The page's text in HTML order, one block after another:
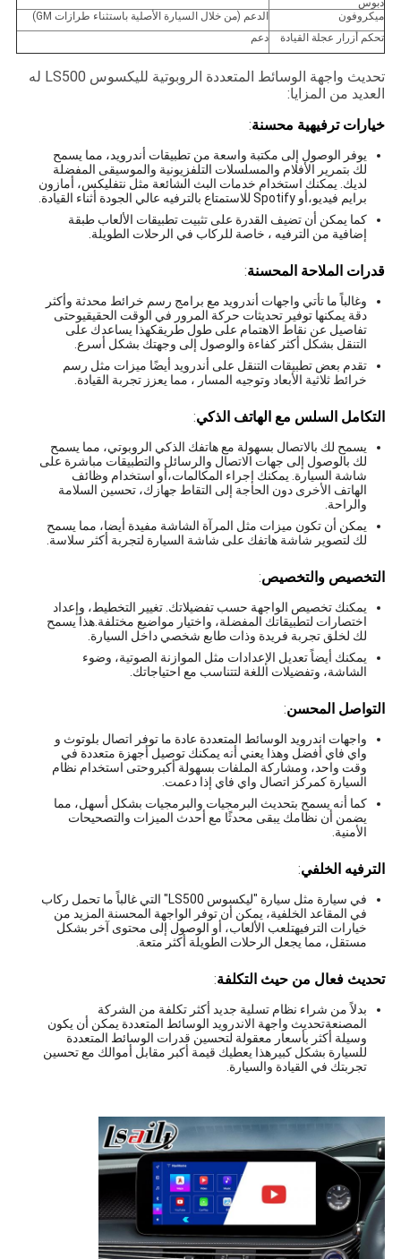
دبوس
ميكروفون
الدعم (من خلال السيارة الأصلية باستثناء طرازات GM)
تحكم أزرار عجلة القيادة
دعم
تحديث واجهة الوسائط المتعددة الروبوتية لليكسوس LS500 له
العديد من المزايا:
خيارات ترفيهية محسنة:
يوفر الوصول إلى مكتبة واسعة من تطبيقات أندرويد، مما يسمح
لك بتمرير الأفلام والمسلسلات التلفزيونية والموسيقى المفضلة
لديك. يمكنك استخدام خدمات البث الشائعة مثل نتفليكس، أمازون
برايم فيديو،أو Spotify للاستمتاع بالترفيه عالي الجودة أثناء القيادة.
كما يمكن أن تضيف القدرة على تثبيت تطبيقات الألعاب طبقة
إضافية من الترفيه ، خاصة للركاب في الرحلات الطويلة.
قدرات الملاحة المحسنة:
وغالباً ما تأتي واجهات أندرويد مع برامج رسم خرائط محدثة وأكثر
دقة يمكنها توفير تحديثات حركة المرور في الوقت الحقيقيوحتى
تفاصيل عن نقاط الاهتمام على طول طريقكهذا يساعدك على
التنقل بشكل أكثر كفاءة والوصول إلى وجهتك بشكل أسرع.
تقدم بعض تطبيقات التنقل على أندرويد أيضًا ميزات مثل رسم
خرائط ثلاثية الأبعاد وتوجيه المسار ، مما يعزز تجربة القيادة.
التكامل السلس مع الهاتف الذكي:
يسمح لك بالاتصال بسهولة مع هاتفك الذكي الروبوتي، مما يسمح
لك بالوصول إلى جهات الاتصال والرسائل والتطبيقات مباشرة على
شاشة السيارة. يمكنك إجراء المكالمات،أو استخدام وظائف
الهاتف الأخرى دون الحاجة إلى التقاط جهازك، تحسين السلامة
والراحة.
يمكن أن تكون ميزات مثل المرآة الشاشة مفيدة أيضا، مما يسمح
لك لتصوير شاشة هاتفك على شاشة السيارة لتجربة أكثر سلاسة.
التخصيص والتخصيص:
يمكنك تخصيص الواجهة حسب تفضيلاتك. تغيير التخطيط، وإعداد
اختصارات لتطبيقاتك المفضلة، واختيار مواضيع مختلفة.هذا يسمح
لك لخلق تجربة فريدة وذات طابع شخصي داخل السيارة.
يمكنك أيضاً تعديل الإعدادات مثل الموازنة الصوتية، وضوء
الشاشة، وتفضيلات اللغة لتتناسب مع احتياجاتك.
التواصل المحسن:
واجهات اندرويد الوسائط المتعددة عادة ما توفر اتصال بلوتوث و
واي فاي أفضل وهذا يعني أنه يمكنك توصيل أجهزة متعددة في
وقت واحد، ومشاركة الملفات بسهولة أكبروحتى استخدام نظام
السيارة كمركز اتصال واي فاي إذا دعمت.
كما أنه يسمح بتحديث البرمجيات والبرمجيات بشكل أسهل، مما
يضمن أن نظامك يبقى محدثًا مع أحدث الميزات والتصحيحات
الأمنية.
الترفيه الخلفي:
في سيارة مثل سيارة "ليكسوس LS500" التي غالباً ما تحمل ركاب
في المقاعد الخلفية، يمكن أن توفر الواجهة المحسنة المزيد من
خيارات الترفيهتلعب الألعاب، أو الوصول إلى محتوى آخر بشكل
مستقل، مما يجعل الرحلات الطويلة أكثر متعة.
تحديث فعال من حيث التكلفة:
بدلاً من شراء نظام تسلية جديد أكثر تكلفة من الشركة
المصنعةتحديث واجهة الاندرويد الوسائط المتعددة يمكن أن يكون
وسيلة أكثر بأسعار معقولة لتحسين قدرات الوسائط المتعددة
للسيارة بشكل كبيرهذا يعطيك قيمة أكبر مقابل أموالك مع تحسين
تجربتك في القيادة والسيارة.